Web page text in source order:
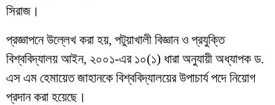
সিরাজ।
প্রজ্ঞাপনে উল্লেখ করা হয়, পটুয়াখালী বিজ্ঞান ও প্রযুক্তি
বিশ্ববিদ্যালয় আইন, ২০০১-এর ১০(১) ধারা অনুযায়ী অধ্যাপক ড.
এস এম হেমায়েত জাহানকে বিশ্ববিদ্যালয়ের উপাচার্য পদে নিয়োগ
প্রদান করা হয়েছে।